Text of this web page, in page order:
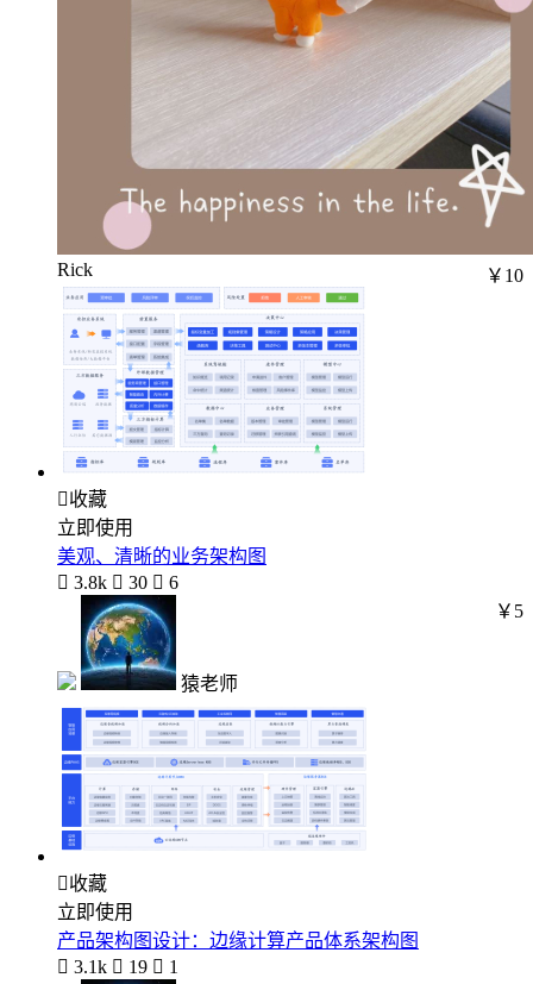
Rick ￥10
收藏
立即使用
美观、清晰的业务架构图
 3.8k  30  6
猿老师
￥5
收藏
立即使用
产品架构图设计：边缘计算产品体系架构图
 3.1k  19  1